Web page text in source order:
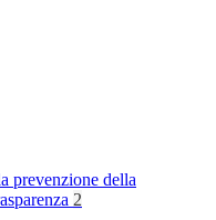
prevenzione della
2